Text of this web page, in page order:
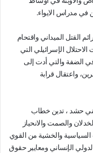
في مدراس الايواء.
القتل الميداني واقتحام
الإسرائيلي التي
الضفة والتي أدت إلى
126مواطن وإصابة قرابة 2000 اخرين، واعتقال قرابة
حشد ، تدين خطاب
والصمت والانحياز
السياسية والخشية من القوي
الإنساني ومعايير حقوق